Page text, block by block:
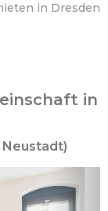
in Dresden
in
Neustadt)